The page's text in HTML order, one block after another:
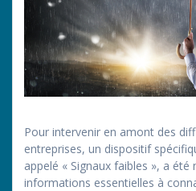
Pour intervenir en amont des
entreprises, un dispositif
appelé « Signaux faibles », a été
informations essentielles à